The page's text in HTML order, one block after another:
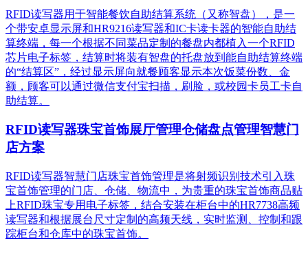
RFID读写器用于智能餐饮自助结算系统（又称智盘），是一
个带安卓显示屏和HR9216读写器和IC卡读卡器的智能自助结
算终端，每一个根据不同菜品定制的餐盘内都植入一个RFID
芯片电子标签，结算时将装有智盘的托盘放到能自助结算终端
的“结算区”，经过显示屏向就餐顾客显示本次饭菜份数、金
额，顾客可以通过微信支付宝扫描，刷脸，或校园卡员工卡自
助结算。
RFID读写器珠宝首饰展厅管理仓储盘点管理智慧门
店方案
RFID读写器智慧门店珠宝首饰管理是将射频识别技术引入珠
宝首饰管理的门店、仓储、物流中，为贵重的珠宝首饰商品贴
上RFID珠宝专用电子标签，结合安装在柜台中的HR7738高频
读写器和根据展台尺寸定制的高频天线，实时监测、控制和跟
踪柜台和仓库中的珠宝首饰。